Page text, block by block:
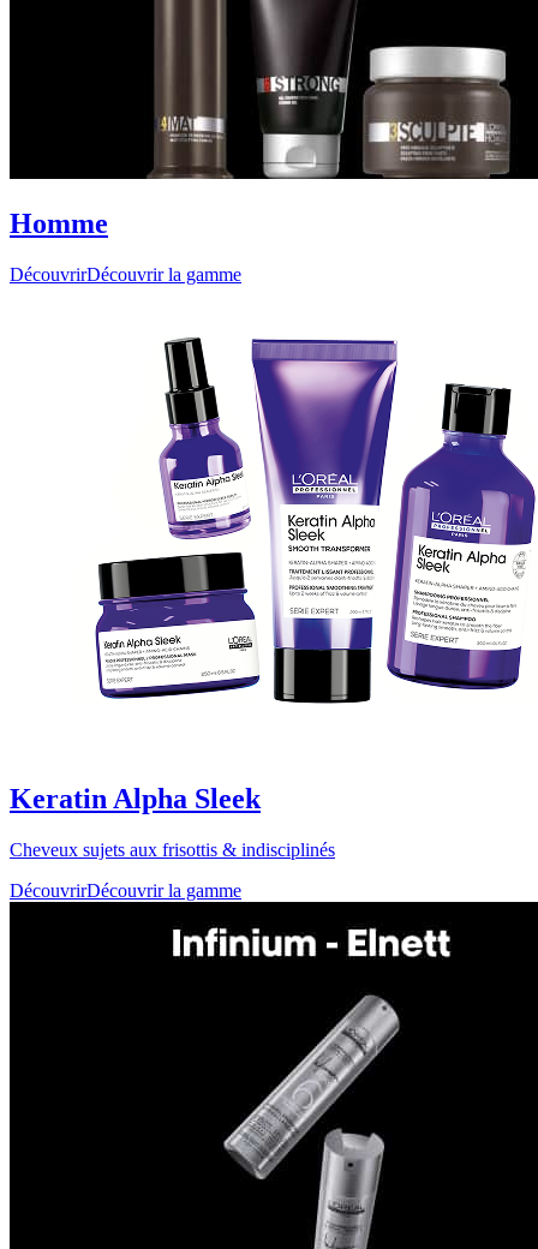
Homme
DécouvrirDécouvrir la gamme
Keratin Alpha Sleek
Cheveux sujets aux frisottis & indisciplinés
DécouvrirDécouvrir la gamme